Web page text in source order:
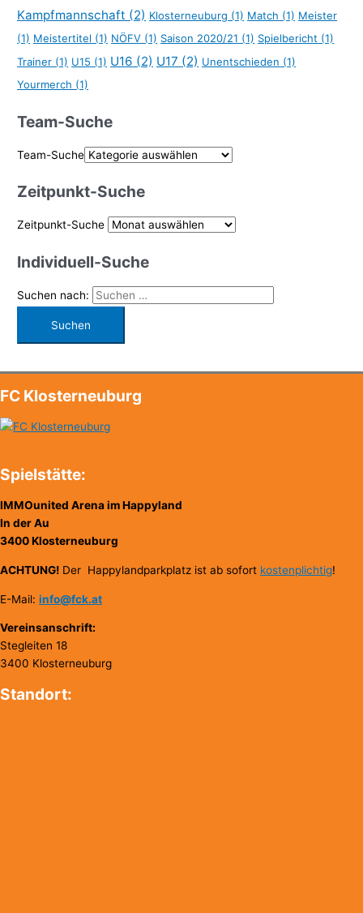
Kampfmannschaft (2) Klosterneuburg (1) Match (1) Meister
(1) Meistertitel (1) NÖFV (1) Saison 2020/21 (1) Spielbericht (1)
Trainer (1) U15 (1) U16 (2) U17 (2) Unentschieden (1)
Yourmerch (1)
Team-Suche
Team-Suche
Zeitpunkt-Suche
Zeitpunkt-Suche
Individuell-Suche
Suchen nach:
FC Klosterneuburg
Spielstätte:
IMMOunited Arena im Happyland
In der Au
3400 Klosterneuburg
ACHTUNG! Der Happylandparkplatz ist ab sofort kostenplichtig!
E-Mail: info@fck.at
Vereinsanschrift:
Stegleiten 18
3400 Klosterneuburg
Standort: